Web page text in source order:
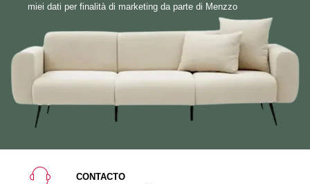
miei dati per finalità di marketing da parte di Menzzo
CONTACTO